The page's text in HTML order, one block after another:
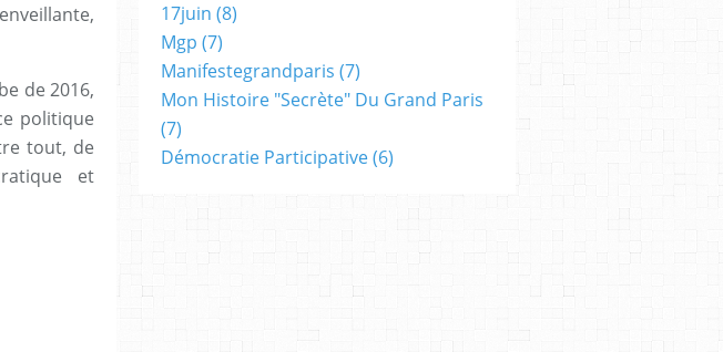
de 2016,
politique
tout, de
et
17juin (8)
Mgp (7)
Manifestegrandparis (7)
Mon Histoire "secrète" Du Grand Paris
(7)
Démocratie Participative(6)